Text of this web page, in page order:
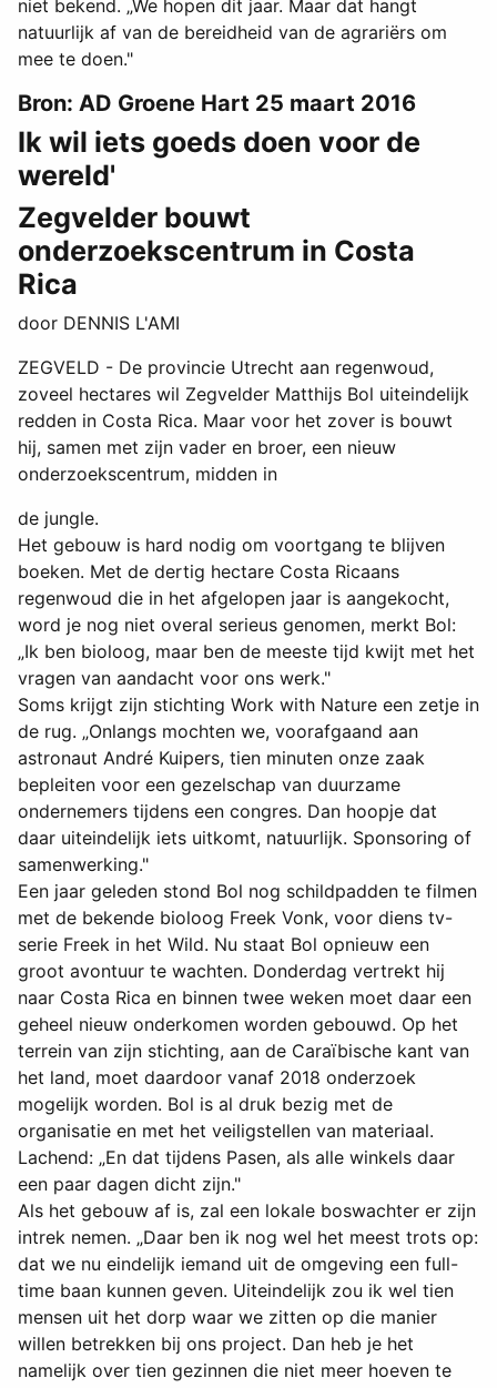
niet bekend. „We hopen dit jaar. Maar dat hangt
natuurlijk af van de bereidheid van de agrariërs om
mee te doen."
Bron: AD Groene Hart 25 maart 2016
Ik wil iets goeds doen voor de
wereld'
Zegvelder bouwt
onderzoekscentrum in Costa
Rica
door DENNIS L'AMI
ZEGVELD - De provincie Utrecht aan regenwoud,
zoveel hectares wil Zegvelder Matthijs Bol uiteindelijk
redden in Costa Rica. Maar voor het zover is bouwt
hij, samen met zijn vader en broer, een nieuw
onderzoekscentrum, midden in
de jungle.
Het gebouw is hard nodig om voortgang te blijven
boeken. Met de dertig hectare Costa Ricaans
regenwoud die in het afgelopen jaar is aangekocht,
word je nog niet overal serieus genomen, merkt Bol:
„Ik ben bioloog, maar ben de meeste tijd kwijt met het
vragen van aandacht voor ons werk."
Soms krijgt zijn stichting Work with Nature een zetje in
de rug. „Onlangs mochten we, voorafgaand aan
astronaut André Kuipers, tien minuten onze zaak
bepleiten voor een gezelschap van duurzame
ondernemers tijdens een congres. Dan hoopje dat
daar uiteindelijk iets uitkomt, natuurlijk. Sponsoring of
samenwerking."
Een jaar geleden stond Bol nog schildpadden te filmen
met de bekende bioloog Freek Vonk, voor diens tv-
serie Freek in het Wild. Nu staat Bol opnieuw een
groot avontuur te wachten. Donderdag vertrekt hij
naar Costa Rica en binnen twee weken moet daar een
geheel nieuw onderkomen worden gebouwd. Op het
terrein van zijn stichting, aan de Caraïbische kant van
het land, moet daardoor vanaf 2018 onderzoek
mogelijk worden. Bol is al druk bezig met de
organisatie en met het veiligstellen van materiaal.
Lachend: „En dat tijdens Pasen, als alle winkels daar
een paar dagen dicht zijn."
Als het gebouw af is, zal een lokale boswachter er zijn
intrek nemen. „Daar ben ik nog wel het meest trots op:
dat we nu eindelijk iemand uit de omgeving een full-
time baan kunnen geven. Uiteindelijk zou ik wel tien
mensen uit het dorp waar we zitten op die manier
willen betrekken bij ons project. Dan heb je het
namelijk over tien gezinnen die niet meer hoeven te